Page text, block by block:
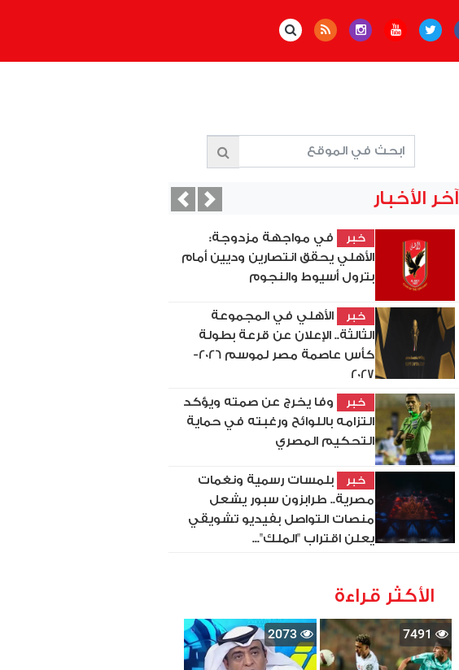
آخر الأخبار
خبر
في مواجهة مزدوجة:
الأهلي يحقق انتصارين وديين أمام
بترول أسيوط والنجوم
خبر
الأهلي في المجموعة
الثالثة.. الإعلان عن قرعة بطولة
كأس عاصمة مصر لموسم 2026-
2027
خبر
وفا يخرج عن صمته ويؤكد
التزامه باللوائح ورغبته في حماية
التحكيم المصري
خبر
بلمسات رسمية ونغمات
مصرية.. طرابزون سبور يشعل
منصات التواصل بفيديو تشويقي
يعلن اقتراب "الملك"...
PreviousNext
الأكثر قراءة
7491
2073